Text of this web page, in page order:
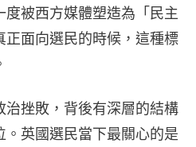
被西方媒體塑造為「民主
正面向選民的時候，這種標
治挫敗，背後有深層的結構
英國選民當下最關心的是